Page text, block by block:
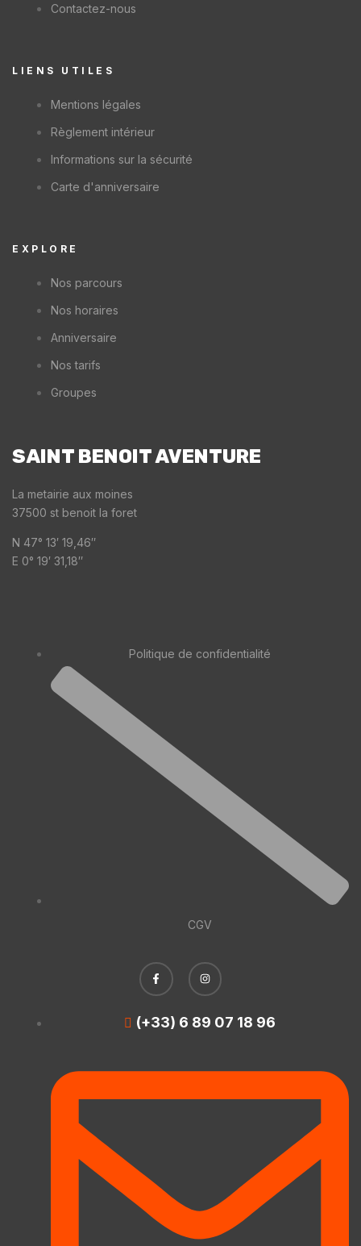
Contactez-nous
EXPLORE
Nos parcours
Nos horaires
Anniversaire
Nos tarifs
Groupes
LIENS UTILES
Mentions légales
Règlement intérieur
Informations sur la sécurité
Carte d'anniversaire
SAINT BENOIT AVENTURE
La metairie aux moines
37500 st benoit la foret
N 47° 13′ 19,46″
E 0° 19′ 31,18″
Politique de confidentialité
CGV
(+33) 6 89 07 18 96